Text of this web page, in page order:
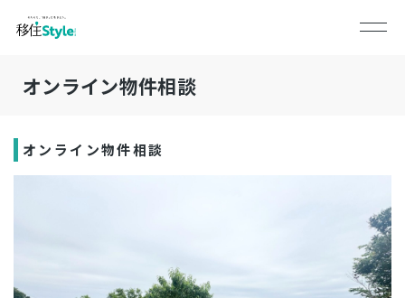
オンライン物件相談
オンライン物件相談